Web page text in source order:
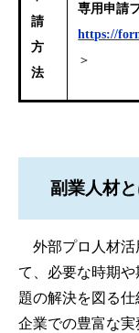
請
方
法
専用申請
https://
＞
副業人材と
外部プロ人材活
て、必要な時期
題の解決を図る
企業での豊富な